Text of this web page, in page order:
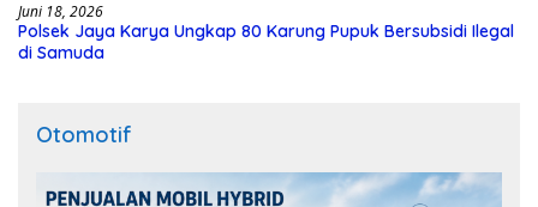
Juni 18, 2026
Polsek Jaya Karya Ungkap 80 Karung Pupuk Bersubsidi Ilegal
di Samuda
Otomotif